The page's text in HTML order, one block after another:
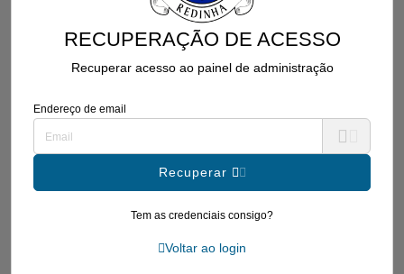
RECUPERAÇÃO DE ACESSO
Recuperar acesso ao painel de administração
Endereço de email
Recuperar
Tem as credenciais consigo?
Voltar ao login